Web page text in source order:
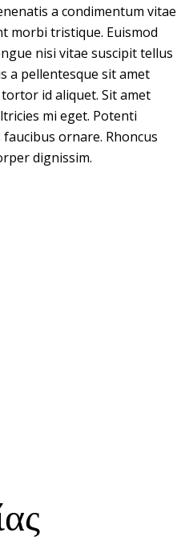
a condimentum vitae
morbi tristique. Euismod
nisi vitae suscipit tellus
a pellentesque sit amet
id aliquet. Sit amet
mi eget. Potenti
ornare. Rhoncus
dignissim.